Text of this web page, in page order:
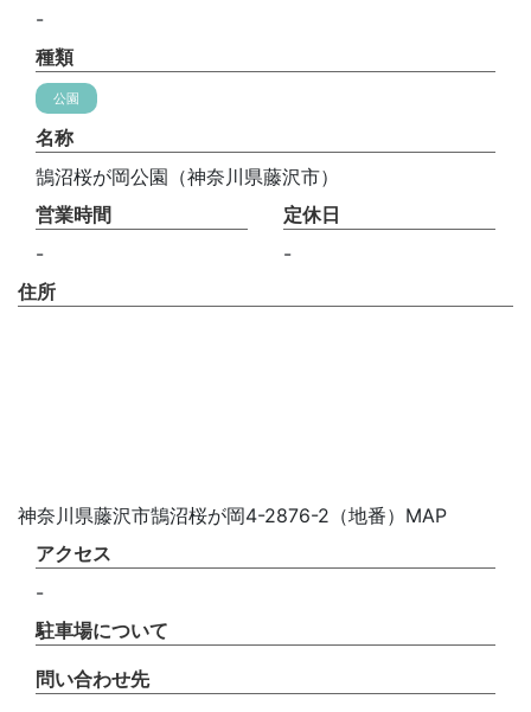
-
種類
公園
名称
鵠沼桜が岡公園（神奈川県藤沢市）
営業時間
-
定休日
-
住所
神奈川県藤沢市鵠沼桜が岡4-2876-2（地番）MAP
アクセス
-
駐車場について
問い合わせ先